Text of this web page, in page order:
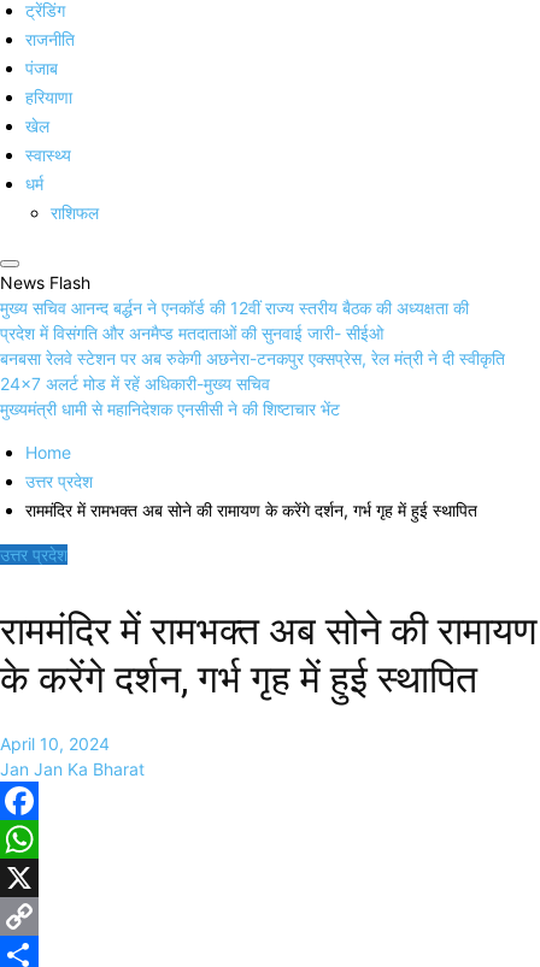
ट्रेंडिंग
राजनीति
पंजाब
हरियाणा
खेल
स्वास्थ्य
धर्म
राशिफल
News Flash
मुख्य सचिव आनन्द बर्द्धन ने एनकॉर्ड की 12वीं राज्य स्तरीय बैठक की अध्यक्षता की
प्रदेश में विसंगति और अनमैप्ड मतदाताओं की सुनवाई जारी- सीईओ
बनबसा रेलवे स्टेशन पर अब रुकेगी अछनेरा-टनकपुर एक्सप्रेस, रेल मंत्री ने दी स्वीकृति
24×7 अलर्ट मोड में रहें अधिकारी-मुख्य सचिव
मुख्यमंत्री धामी से महानिदेशक एनसीसी ने की शिष्टाचार भेंट
Home
उत्तर प्रदेश
राममंदिर में रामभक्त अब सोने की रामायण के करेंगे दर्शन, गर्भ गृह में हुई स्थापित
उत्तर प्रदेश
राममंदिर में रामभक्त अब सोने की रामायण
के करेंगे दर्शन, गर्भ गृह में हुई स्थापित
April 10, 2024
Jan Jan Ka Bharat
Facebook
WhatsApp
X
Copy